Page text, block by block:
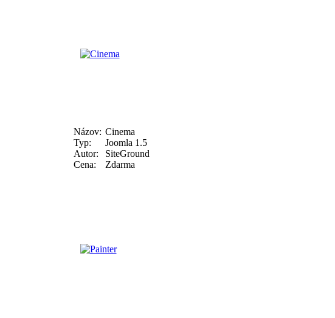
Názov: Cinema
Typ:
Joomla 1.5
Autor:
SiteGround
Cena:
Zdarma